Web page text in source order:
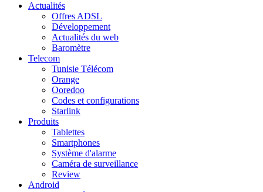
Actualités
Offres ADSL
Développement
Actualités du web
Baromètre
Telecom
Tunisie Télécom
Orange
Ooredoo
Codes et configurations
Starlink
Produits
Tablettes
Smartphones
Système d'alarme
Caméra de surveillance
Review
Android